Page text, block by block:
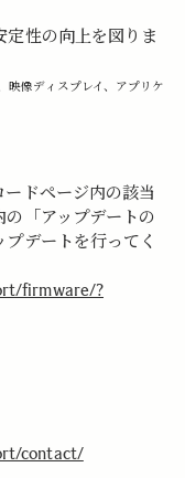
定性の向上を図りま
映像ディスプレイ、アプリケ
ドページ内の該当
の「アップデートの
デートを行ってく
firmware/?
contact/